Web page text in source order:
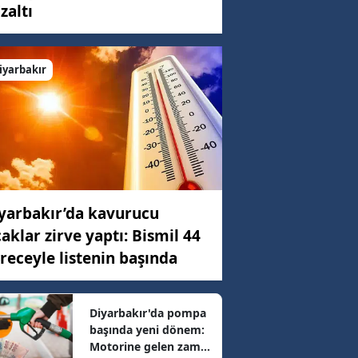
km/h
km/h
km/h
km/h
kavurucu
zirve yaptı: Bismil 44
listenin başında
Diyarbakır'da pompa
başında yeni dönem:
Motorine gelen zam